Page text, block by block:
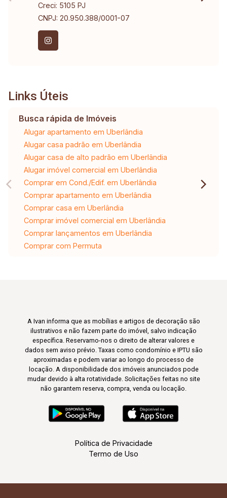
Creci: 5105 PJ
CNPJ: 20.950.388/0001-07
Links Úteis
Busca rápida de Imóveis
Alugar apartamento em Uberlândia
Alugar casa padrão em Uberlândia
Alugar casa de alto padrão em Uberlândia
Alugar imóvel comercial em Uberlândia
Comprar em Cond./Edif. em Uberlândia
Comprar apartamento em Uberlândia
Comprar casa em Uberlândia
Comprar imóvel comercial em Uberlândia
Comprar lançamentos em Uberlândia
Comprar com Permuta
A Ivan informa que as mobílias e artigos de decoração são
ilustrativos e não fazem parte do imóvel, salvo indicação
específica. Reservamo-nos o direito de alterar valores e
dados sem aviso prévio. Taxas como condomínio e IPTU são
aproximadas e podem variar ao longo do processo de
locação. A disponibilidade dos imóveis anunciados pode
mudar devido à alta rotatividade. Solicitações feitas no site
não garantem reserva, compra, venda ou locação.
Política de Privacidade
Termo de Uso